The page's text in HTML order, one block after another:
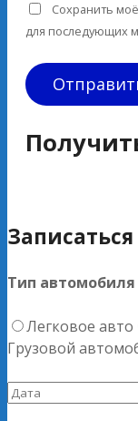
Сохранить
для последующих
Тип автомобиля
Легковое авто
Грузовой